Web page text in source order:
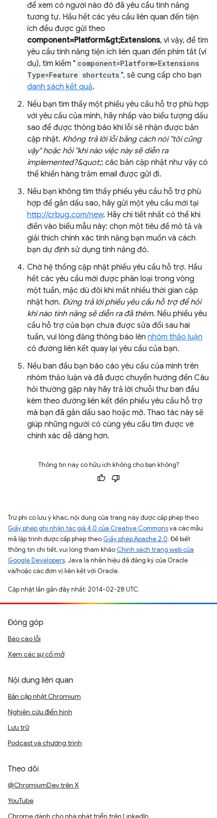
để xem có người nào đó đã yêu cầu tính năng
tương tự. Hầu hết các yêu cầu liên quan đến tiện
ích đều được gửi theo
component=Platform&gt;Extensions, vì vậy, để tìm
yêu cầu tính năng tiện ích liên quan đến phím tắt (ví
dụ), tìm kiếm " component=Platform>Extensions
Type=Feature shortcuts ", sẽ cung cấp cho bạn
danh sách kết quả.
Nếu bạn tìm thấy một phiếu yêu cầu hỗ trợ phù hợp
với yêu cầu của mình, hãy nhấp vào biểu tượng dấu
sao để được thông báo khi lỗi sẽ nhận được bản
cập nhật. Không trả lời lỗi bằng cách nói "tôi cũng
vậy" hoặc hỏi "khi nào việc này sẽ diễn ra
implemented?&quot;; các bản cập nhật như vậy có
thể khiến hàng trăm email được gửi đi.
Nếu bạn không tìm thấy phiếu yêu cầu hỗ trợ phù
hợp để gắn dấu sao, hãy gửi một yêu cầu mới tại
http://crbug.com/new. Hãy chi tiết nhất có thể khi
điền vào biểu mẫu này: chọn một tiêu đề mô tả và
giải thích chính xác tính năng bạn muốn và cách
bạn dự định sử dụng tính năng đó.
Chờ hệ thống cập nhật phiếu yêu cầu hỗ trợ. Hầu
hết các yêu cầu mới được phân loại trong vòng
một tuần, mặc dù đôi khi mất nhiều thời gian cập
nhật hơn. Đừng trả lời phiếu yêu cầu hỗ trợ để hỏi
khi nào tính năng sẽ diễn ra đã thêm. Nếu phiếu yêu
cầu hỗ trợ của bạn chưa được sửa đổi sau hai
tuần, vui lòng đăng thông báo lên nhóm thảo luận
có đường liên kết quay lại yêu cầu của bạn.
Nếu ban đầu bạn báo cáo yêu cầu của mình trên
nhóm thảo luận và đã được chuyển hướng đến Câu
hỏi thường gặp này hãy trả lời chuỗi thư ban đầu
kèm theo đường liên kết đến phiếu yêu cầu hỗ trợ
mà bạn đã gắn dấu sao hoặc mở. Thao tác này sẽ
giúp những người có cùng yêu cầu tìm được vé
chính xác dễ dàng hơn.
Thông tin này có hữu ích không cho bạn không?
Trừ phi có lưu ý khác, nội dung của trang này được cấp phép theo
Giấy phép ghi nhận tác giả 4.0 của Creative Commonsvà các mẫu
mã lập trình được cấp phép theo Giấy phép Apache 2.0. Để biết
thông tin chi tiết, vui lòng tham khảo Chính sách trang web của
Google Developers. Java là nhãn hiệu đã đăng ký của Oracle
và/hoặc các đơn vị liên kết với Oracle.
Cập nhật lần gần đây nhất: 2014-02-28 UTC.
Đóng góp
Báo cáo lỗi
Xem các sự cố mở
Nội dung liên quan
Bản cập nhật Chromium
Nghiên cứu điển hình
Lưu trữ
Podcast và chương trình
Theo dõi
@ChromiumDev trên X
YouTube
Chrome dành cho nhà phát triển trên LinkedIn